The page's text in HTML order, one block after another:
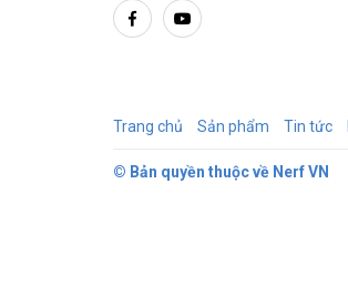
Trang chủ Sản phẩm Tin tức
© Bản quyền thuộc về Nerf VN